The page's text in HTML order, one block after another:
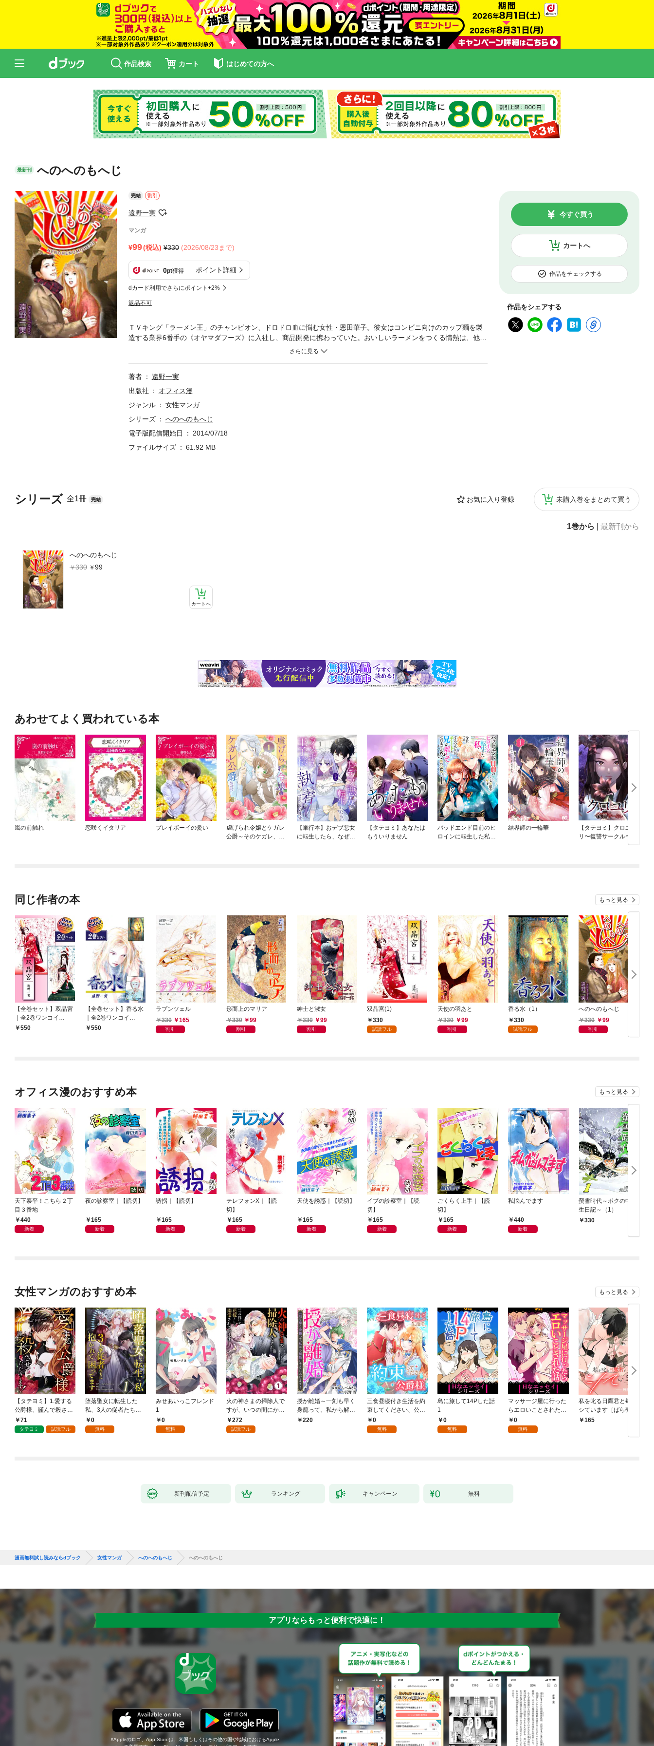
作品検索 カート はじめての方へ
最新刊 へのへのもへじ
完結 割引
遠野一実
マンガ
99(税込) 330 (2026/08/23まで)
0pt獲得 ポイント詳細
dカード利用でさらにポイント+2%
返品不可
カートへ
今すぐ買う
作品をチェックする
作品をシェアする
シリーズ 全1冊 完結 お気に入り登録 未購入巻をまとめて買う
1巻から 最新刊から
へのへのもへじ
330
99
カートへ
ＴＶキング「ラーメン王」のチャンピオン、ドロドロ血に悩む女性・恩田華子。彼女はコンビニ向けのカップ麺を製
造する業界6番手の《オヤマダフーズ》に入社し、商品開発に携わっていた。おいしいラーメンをつくる情熱は、他人
に引けを取らないつもりだ。だが、熱意とは裏腹に売り上げはお寒い状況。なんとか打破しなくては…。彼女を悩ま
か？ 華子はその言動に振り回されつつも、少しずつ「モアイ」に魅かれてゆくのだが……。おいしいラーメンのた
めならドロドロ血も何のその！ 遠野先生がお贈りする幻の名作がついに登場！！ 未単行本化作品！！ さらに新
著者
遠野一実
出版社
オフィス漫
ジャンル
女性マンガ
シリーズ
へのへのもへじ
電子版配信開始日
2014/07/18
ファイルサイズ
61.92 MB
あわせてよく買われている本
嵐の前触れ 恋咲くイタリア プレイボーイの憂い
虐げられ令嬢とケガレ
公爵～そのケガレ、払
【単行本】おデブ悪女
に転生したら、なぜか
【タテヨミ】あなたは
もういりません
バッドエンド目前のヒ
ロインに転生した私、
結界師の一輪華
【タテヨミ】クロユ
リ〜復讐サークル〜
同じ作者の本 もっと見る
【全巻セット】双晶宮
｜全2巻ワンコイ
ン！！
550
【全巻セット】香る水
｜全2巻ワンコイ
ン！！
550
ラプンツェル
330
165
割引
形而上のマリア
330
99
割引
紳士と淑女
330
99
割引
双晶宮(1)
330
試読フル
天使の羽あと
330
99
割引
香る水（1）
330
試読フル
へのへのもへじ
330
99
割引
オフィス漫のおすすめ本 もっと見る
天下泰平！こちら２丁
目３番地
440
新着
夜の診察室｜【読切】
165
新着
誘拐｜【読切】
165
新着
テレフォンX｜【読
切】
165
新着
天使を誘惑｜【読切】
165
新着
イブの診察室｜【読
切】
165
新着
ごくらく上手｜【読
切】
165
新着
私悩んでます
440
新着
螢雪時代～ボクの中学
生日記～（1）
330
女性マンガのおすすめ本 もっと見る
【タテヨミ】1.愛する
公爵様、謹んで殺させ
ていただきます！
71
タテヨミ 試読フル
堕落聖女に転生した
私、3人の従者たちに
抱かれて困ってます 第
1話
0
無料
みせあいっこフレンド
1
0
無料
火の神さまの掃除人で
すが、いつの間にか花
嫁として溺愛されてい
ます【単話】（１）
272
試読フル
授か離婚～一刻も早く
身籠って、私から解放
してさしあげます！1
220
三食昼寝付き生活を約
束してください、公爵
様 1話
0
無料
島に旅して14Pした話
1
0
無料
マッサージ屋に行った
らエロいことされた話
1 0
無料
私を叱る日鷹君と毎晩
シています［ばら売
り］ 第1話
165
新刊配信予定 ランキング キャンペーン 無料
漫画無料試し読みならdブック 女性マンガ へのへのもへじ へのへのもへじ
アプリならもっと便利で快適に！
Appleのロゴ、App Storeは、米国もしくはその他の国や地域におけるApple